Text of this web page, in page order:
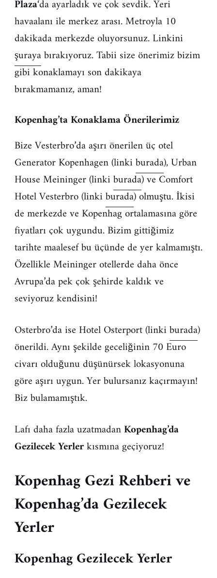
Plaza‘da ayarladık ve çok sevdik. Yeri
havaalanı ile merkez arası. Metroyla 10
dakikada merkezde oluyorsunuz. Linkini
şurayabırakıyoruz. Tabii size önerimiz bizim
gibi konaklamayı son dakikaya
bırakmamanız, aman!
Kopenhag’ta Konaklama Önerilerimiz
Bize Vesterbro’da aşırı önerilen üç otel
Generator Kopenhagen (linkiburada), Urban
House Meininger (linkiburada) ve Comfort
Hotel Vesterbro (linkiburada) olmuştu. İkisi
de merkezde ve Kopenhag ortalamasına göre
fiyatları çok uygundu. Bizim gittiğimiz
tarihte maalesef bu üçünde de yer kalmamıştı.
Özellikle Meininger otellerde daha önce
Avrupa’da pek çok şehirde kaldık ve
seviyoruz kendisini!
Osterbro’da ise Hotel Osterport (linkiburada)
önerildi. Aynı şekilde geceliğinin 70 Euro
civarı olduğunu düşünürsek lokasyonuna
göre aşırı uygun. Yer bulursanız kaçırmayın!
Biz bulamamıştık.
Lafı daha fazla uzatmadanKopenhag’da
Gezilecek Yerlerkısmına geçiyoruz!
Kopenhag Gezi Rehberi ve
Kopenhag’da Gezilecek
Yerler
Kopenhag Gezilecek Yerler